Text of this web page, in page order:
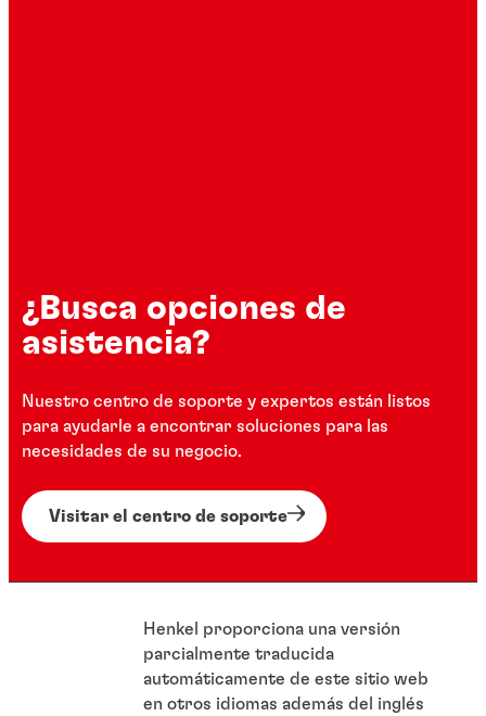
¿Busca opciones de
asistencia?
Nuestro centro de soporte y expertos están listos
para ayudarle a encontrar soluciones para las
necesidades de su negocio.
Visitar el centro de soporte
Henkel proporciona una versión
parcialmente traducida
automáticamente de este sitio web
en otros idiomas además del inglés